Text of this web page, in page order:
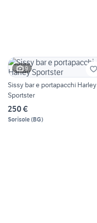
9
Sissy bar e portapacchi Harley
Sportster
250 €
Sorisole(BG)